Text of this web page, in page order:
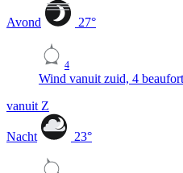
Avond 27°
4
Wind vanuit zuid, 4
vanuit Z
Nacht 23°